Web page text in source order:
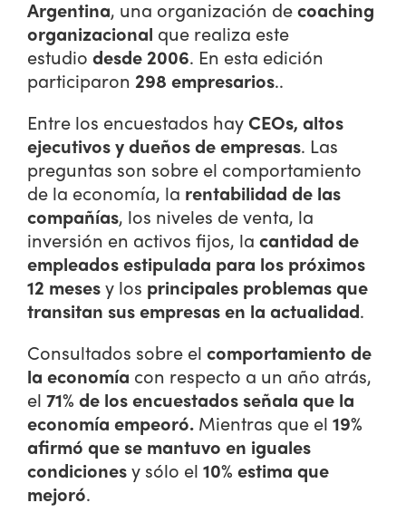
Argentina, una organización decoaching
organizacional que realiza este
estudio desde 2006. En esta edición
participaron 298 empresarios..
Entre los encuestados hayCEOs, altos
ejecutivos y dueños de empresas. Las
preguntas son sobre el comportamiento
de la economía, la rentabilidad de las
compañías, los niveles de venta, la
inversión en activos fijos, la cantidad de
empleados estipulada para los próximos
12 mesesy los principales problemas que
transitan sus empresas en la actualidad.
Consultados sobre el comportamiento de
la economía con respecto a un año atrás,
el 71% de los encuestados señala que la
economía empeoró. Mientras que el 19%
afirmó que se mantuvo en iguales
condicionesy sólo el 10% estima que
mejoró.